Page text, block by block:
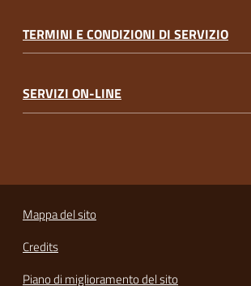
TERMINI E CONDIZIONI DI SERVIZIO
SERVIZI ON-LINE
Mappa del sito
Credits
Piano di miglioramento del sito